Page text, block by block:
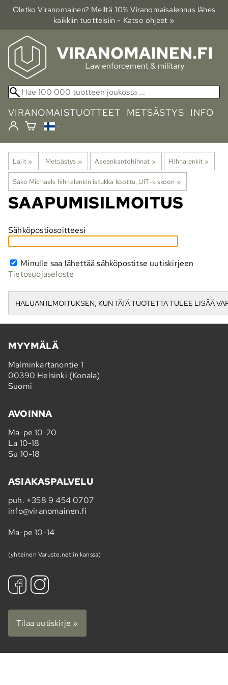
Oletko Viranomainen? Meiltä 10% Viranomais­alennus lähes
kaikkiin tuotteisiin - Katso ohjeet »
VIRANOMAISTUOTTEET METSÄSTYS INFO
Lajit ‪» Metsästys ‪» Aseenkantohihnat ‪» Hihnalenkit ‪»
Sako Michaels hihnalenkin istukka koottu, UIT-kiskoon ‪»
SAAPUMISILMOITUS
Sähköpostiosoitteesi
Minulle saa lähettää sähköpostitse uutiskirjeen
Tietosuojaseloste
MYYMÄLÄ
Malminkartanontie 1
00390 Helsinki (Konala)
Suomi
AVOINNA
Ma-pe 10-20
La 10-18
Su 10-18
ASIAKASPALVELU
puh. +358 9 454 0707
info@viranomainen.fi
Ma-pe 10-14
(yhteinen Varuste.net:in kanssa)
Tilaa uutiskirje »